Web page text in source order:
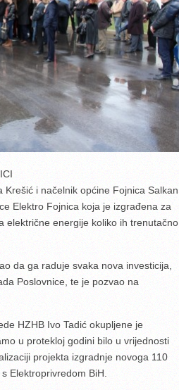
i načelnik općine Fojnica Salkan
Elektro Fojnica koja je izgrađena za
električne energije koliko ih trenutačno
da ga raduje svaka nova investicija,
Poslovnice, te je pozvao na
HZHB Ivo Tadić okupljene je
u protekloj godini bilo u vrijednosti
projekta izgradnje novoga 110
Elektroprivredom BiH.